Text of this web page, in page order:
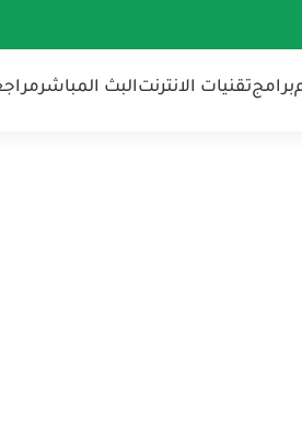
برامجتقنيات الانترنتالبث المباشر